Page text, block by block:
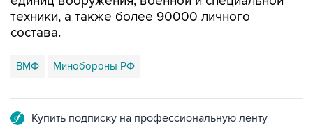
техники, а также более 90000 личного
состава.
ВМФ Минобороны РФ
Купить подписку на профессиональную ленту